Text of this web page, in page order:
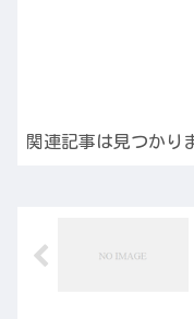
関連記事は見つかり